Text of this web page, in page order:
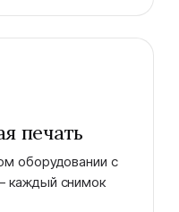
печать
оборудовании с
каждый снимок